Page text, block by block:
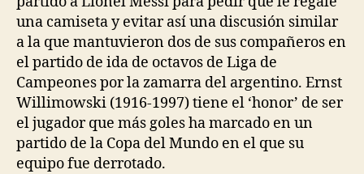
una camiseta y evitar así una discusión similar
a la que mantuvieron dos de sus compañeros en
el partido de ida de octavos de Liga de
Campeones por la zamarra del argentino. Ernst
Willimowski (1916-1997) tiene el ‘honor’ de ser
el jugador que más goles ha marcado en un
partido de la Copa del Mundo en el que su
equipo fue derrotado.